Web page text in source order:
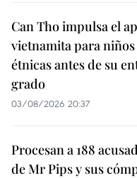
Can Tho impulsa el
vietnamita para
étnicas antes de su
grado
03/08/2026 20:37
Procesan a 188
de Mr Pips y sus